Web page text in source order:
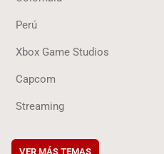
Perú
Xbox Game Studios
Capcom
Streaming
VER MÁS TEMAS